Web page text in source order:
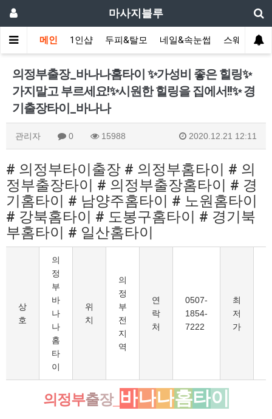
마사지블루
메인 1인샵 두피&탈모 네일&속눈썹 스웨디시(
의정부출장_바나나홈타이 ✨가성비 좋은 힐링✨
가지말고 부르세요!✨시원한 힐링을 집에서!!✨ 경
기출장타이_바나나
관리자 0 15988 2020.12.21 12:11
# 의정부타이출장 # 의정부홈타이 # 의
정부출장타이 # 의정부출장홈타이 # 경
기홈타이 # 남양주홈타이 # 노원홈타이
# 강북홈타이 # 도봉구홈타이 # 경기북
부홈타이 # 일산홈타이
상
호
의
정
부
바
나
나
홈
타
이
위
치
의
정
부
전
지
역
연
락
처
0507-
1854-
7222
최
저
가
의정부출장_ 바나나홈타이